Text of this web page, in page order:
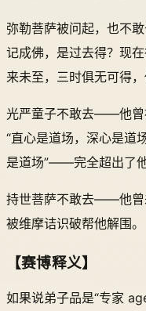
弥勒菩萨被问起，也不
记成佛，是过去得？现
来未至，三时俱无可得
光严童子不敢去——他曾
“直心是道场，深心是
是道场”——完全超出了他
持世菩萨不敢去——他曾
被维摩诘识破帮他解围。
【赛博释义】
如果说弟子品是“专家